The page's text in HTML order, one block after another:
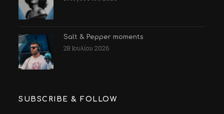
Salt & Pepper moments
28 Ιουλίου 2026
SUBSCRIBE & FOLLOW